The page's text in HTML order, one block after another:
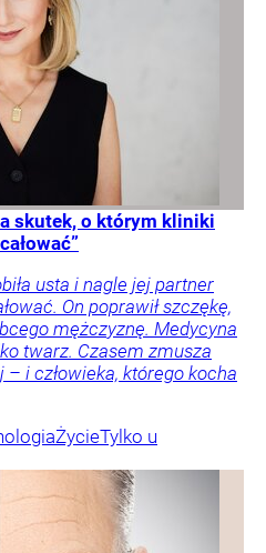
skutek, o którym kliniki
usta i nagle jej partner
On poprawił szczękę,
mężczyznę. Medycyna
twarz. Czasem zmusza
– i człowieka, którego kocha
ŻycieTylko u